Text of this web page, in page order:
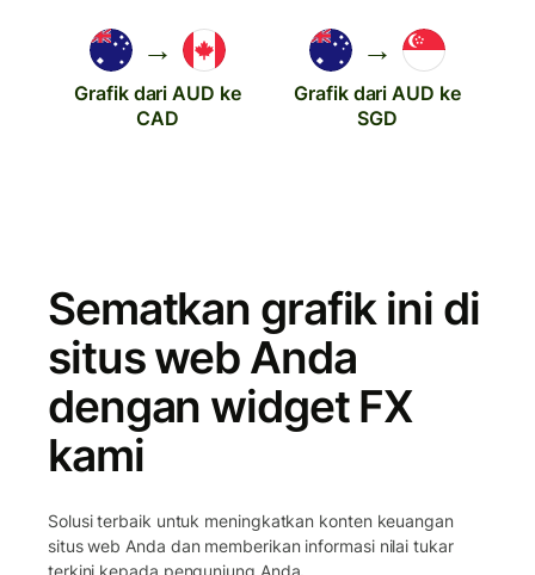
→
Grafik dari AUD ke
CAD
→
Grafik dari AUD ke
SGD
Sematkan grafik ini di
situs web Anda
dengan widget FX
kami
Solusi terbaik untuk meningkatkan konten keuangan
situs web Anda dan memberikan informasi nilai tukar
terkini kepada pengunjung Anda.